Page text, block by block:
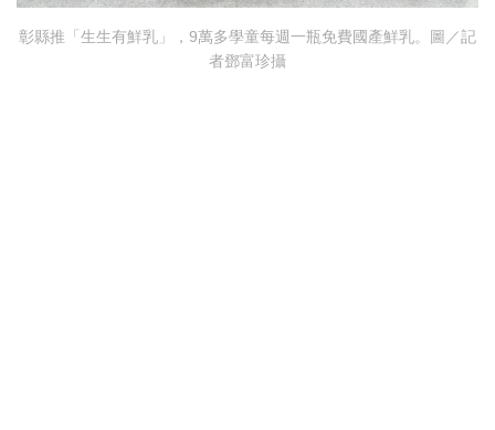
彰縣推「生生有鮮乳」，9萬多學童每週一瓶免費國產鮮乳。圖／記
者鄧富珍攝